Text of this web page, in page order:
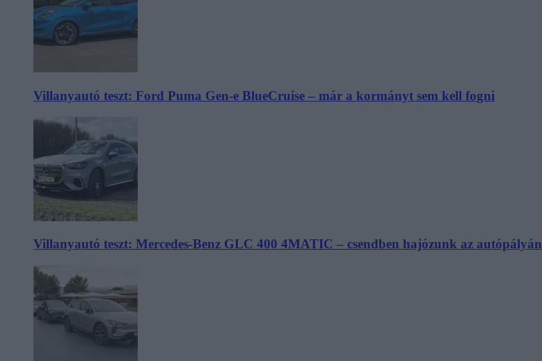
Villanyautó teszt: Ford Puma Gen-e BlueCruise – már a kormányt sem kell fogni
Villanyautó teszt: Mercedes-Benz GLC 400 4MATIC – csendben hajózunk az autópályán